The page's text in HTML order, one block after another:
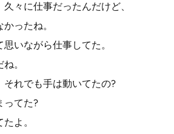
々に仕事だったんだけど、
ったね。
いながら仕事してた。
。
それでも手は動いてたの?
ってた?
よ。